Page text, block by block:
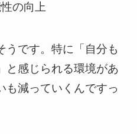
の向上
うです。特に「自分も
と感じられる環境があ
も減っていくんですっ